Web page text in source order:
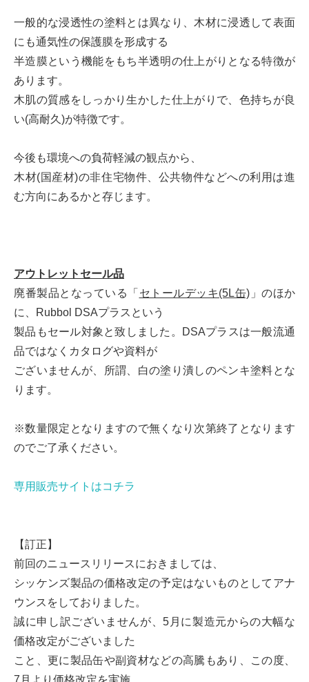
一般的な浸透性の塗料とは異なり、木材に浸透して表面
にも通気性の保護膜を形成する
半造膜という機能をもち半透明の仕上がりとなる特徴が
あります。
木肌の質感をしっかり生かした仕上がりで、色持ちが良
い(高耐久)が特徴です。
今後も環境への負荷軽減の観点から、
木材(国産材)の非住宅物件、公共物件などへの利用は進
む方向にあるかと存じます。
アウトレットセール品
廃番製品となっている「 セトールデッキ(5L缶) 」のほか
に、Rubbol DSAプラスという
製品もセール対象と致しました。DSAプラスは一般流通
品ではなくカタログや資料が
ございませんが、所謂、白の塗り潰しのペンキ塗料とな
ります。
※数量限定となりますので無くなり次第終了となります
のでご了承ください。
専用販売サイトはコチラ
【訂正】
前回のニュースリリースにおきましては、
シッケンズ製品の価格改定の予定はないものとしてアナ
ウンスをしておりました。
誠に申し訳ございませんが、5月に製造元からの大幅な
価格改定がございました
こと、更に製品缶や副資材などの高騰もあり、この度、
7月より価格改定を実施